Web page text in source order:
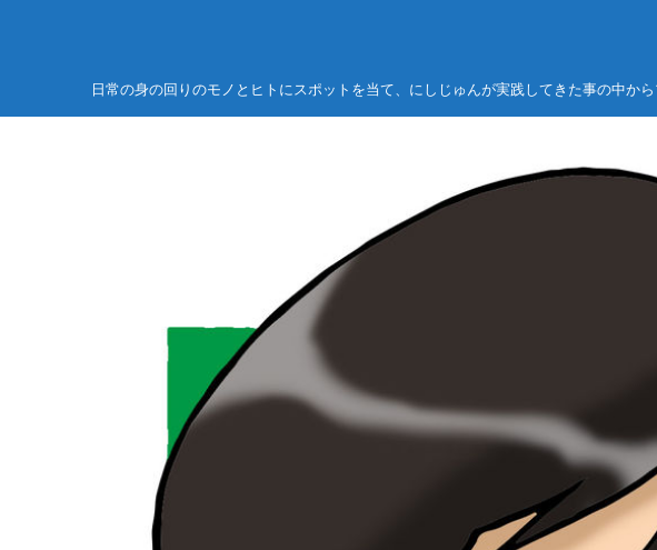
日常の身の回りのモノとヒトにスポットを当て、にしじゅんが実践してきた事の中か
2021/7/25
お金が貯まらない人の玄関先でよくみかける
もの！ 一億円貯まる人の玄関先には、絶対
に置かないものがある！？
こんにちは、中年ブロガーのにしじゅんです。
今回のテーマは、「お金が貯まらない人の玄関
ゴルフ関連
稲森佑貴は、鹿児島の星？！日
男への期待！
フォトギャラリー
今回は、ゴルフの話題。 日本一
えば稲森佑貴選手です。 ２０１５